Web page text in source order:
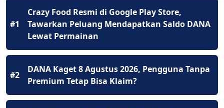
#1
Crazy Food Resmi di Google Play Store,
Tawarkan Peluang Mendapatkan Saldo DANA
Lewat Permainan
#2
DANA Kaget 8 Agustus 2026, Pengguna Tanpa
Premium Tetap Bisa Klaim?